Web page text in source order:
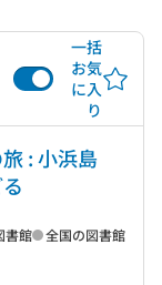
一括
お気
に入
り
: 小浜島
書館 全国の図書館